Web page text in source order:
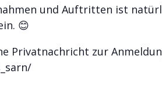
und Auftritten ist
😊
Privatnachricht zur